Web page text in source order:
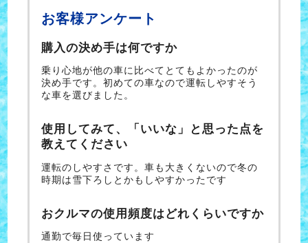
お客様アンケート
購入の決め手は何ですか
乗り心地が他の車に比べてとてもよかったのが
決め手です。初めての車なので運転しやすそう
な車を選びました。
使用してみて、「いいな」と思った点を
教えてください
運転のしやすさです。車も大きくないので冬の
時期は雪下ろしとかもしやすかったです
おクルマの使用頻度はどれくらいですか
通勤で毎日使っています